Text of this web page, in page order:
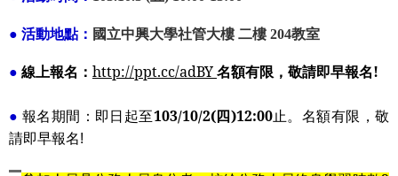
● 活動地點： 國立中興大學社管大樓二樓 204教室
● 線上報名： http://ppt.cc/adBY名額有限，敬請即早報名!
● 報名期間：即日起至103/10/2(四)12:00止。名額有限，敬
請即早報名!